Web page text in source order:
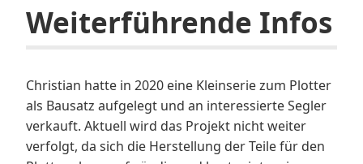
Weiterführende Infos
Christian hatte in 2020 eine Kleinserie zum Plotter
als Bausatz aufgelegt und an interessierte Segler
verkauft. Aktuell wird das Projekt nicht weiter
verfolgt, da sich die Herstellung der Teile für den